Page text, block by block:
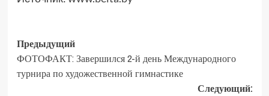
Предыдущий
ФОТОФАКТ: Завершился 2-й день Международного
турнира по художественной гимнастике
Следующий: